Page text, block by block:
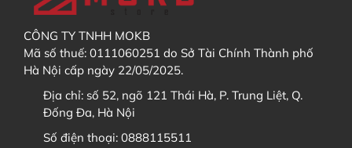
6. Nếu đặt cọc đơn hàng thì khi nào tôi phải thanh toán
Các bạn điền địa chỉ nhận hàng (có thể tạo tài
khoản và lưu địa chỉ trong
"Tiếp tục chọn phương thức vận chuyển"
CÔNG TY TNHH MOKB
Mã số thuế: 0111060251 do Sở Tài Chính Thành phố
Hà Nội cấp ngày 22/05/2025.
Địa chỉ: số 52, ngõ 121 Thái Hà, P. Trung Liệt, Q.
Đống Đa, Hà Nội
Số điện thoại: 0888115511